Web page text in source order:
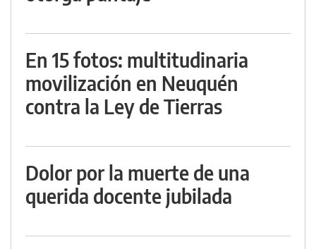
En 15 fotos: multitudinaria
movilización en Neuquén
contra la Ley de Tierras
Dolor por la muerte de una
querida docente jubilada